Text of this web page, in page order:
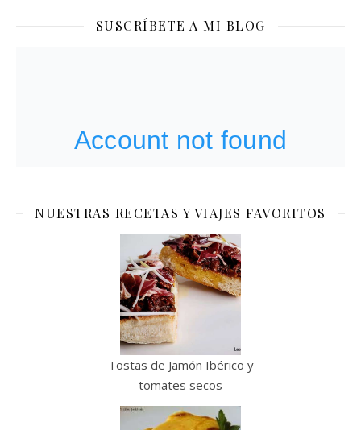
SUSCRÍBETE A MI BLOG
NUESTRAS RECETAS Y VIAJES FAVORITOS
Tostas de Jamón Ibérico y
tomates secos